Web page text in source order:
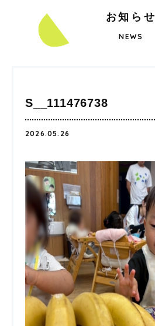
お知 ら せ
NEWS
S__111476738
2026.05.26